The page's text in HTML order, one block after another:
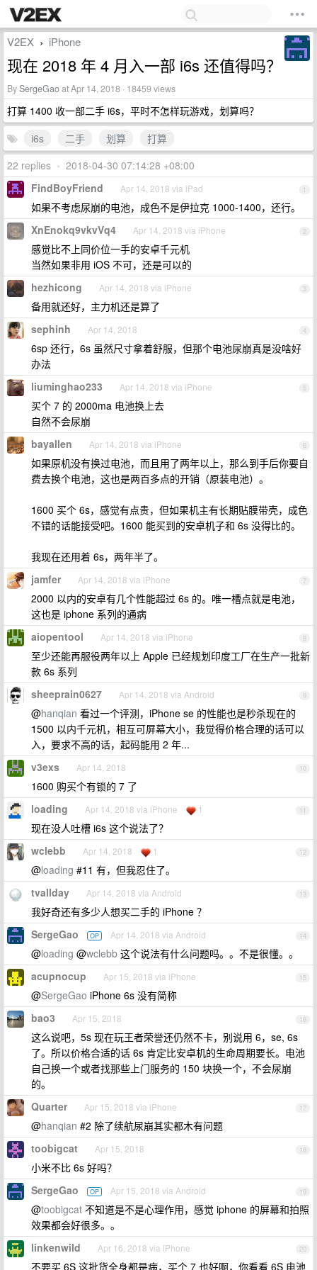
V2EX › iPhone
现在 2018 年 4 月入一部 i6s 还值得吗？
BySergeGaoat Apr 14, 2018 · 18459 views
打算 1400 收一部二手 i6s，平时不怎样玩游戏，划算吗？
i6s
二手 划算
打算
22 replies • 2018-04-30 07:14:28 +08:00
1
FindBoyFriend Apr 14, 2018 via iPad
如果不考虑尿崩的电池，成色不是伊拉克 1000-1400，还行。
2
XnEnokq9vkvVq4 Apr 14, 2018 via iPhone
感觉比不上同价位一手的安卓千元机
当然如果非用 iOS 不可，还是可以的
3
hezhicong Apr 14, 2018 via iPhone
备用就还好，主力机还是算了
4
sephinh Apr 14, 2018
6sp 还行，6s 虽然尺寸拿着舒服，但那个电池尿崩真是没啥好
办法
5
liuminghao233 Apr 14, 2018 via iPhone
买个 7 的 2000ma 电池换上去
自然不会尿崩
6
bayallen Apr 14, 2018 via iPhone
如果原机没有换过电池，而且用了两年以上，那么到手后你要自
费去换个电池，这也是两百多点的开销（原装电池）。
1600 买个 6s，感觉有点贵，但如果机主有长期贴膜带壳，成色
不错的话能接受吧。1600 能买到的安卓机子和 6s 没得比的。
我现在还用着 6s，两年半了。
7
jamfer Apr 14, 2018 via iPhone
2000 以内的安卓有几个性能超过 6s 的。唯一槽点就是电池，
这也是 iphone 系列的通病
8
aiopentool Apr 14, 2018 via iPhone
至少还能再服役两年以上 Apple 已经规划印度工厂在生产一批新
款 6s 系列
9
sheeprain0627 Apr 14, 2018 via Android
@hanqian 看过一个评测，iPhone se 的性能也是秒杀现在的
1500 以内千元机，相互可屏幕大小，我觉得价格合理的话可以
入，要求不高的话，起码能用 2 年...
10
v3exs Apr 14, 2018
1600 购买个有锁的 7 了
11
loading Apr 14, 2018 via iPhone 1
现在没人吐槽 i6s 这个说法了？
12
wclebb Apr 14, 2018 1
@loading #11 有，但我忍住了。
13
tvallday Apr 14, 2018 via Android
我好奇还有多少人想买二手的 iPhone ？
14
SergeGao OP Apr 14, 2018 via Android
@loading @wclebb 这个说法有什么问题吗。。不是很懂。。
15
acupnocup Apr 15, 2018 via iPhone
@SergeGao iPhone 6s 没有简称
16
bao3 Apr 15, 2018
这么说吧，5s 现在玩王者荣誉还仍然不卡，别说用 6，se, 6s
了。所以价格合适的话 6s 肯定比安卓机的生命周期要长。电池
自己换一个或者找那些上门服务的 150 块换一个，不会尿崩
的。
17
Quarter Apr 15, 2018 via iPhone
@hanqian #2 除了续航尿崩其实都木有问题
18
toobigcat Apr 15, 2018
小米不比 6s 好吗？
19
SergeGao OP Apr 15, 2018 via Android
@toobigcat 不知道是不是心理作用，感觉 iphone 的屏幕和拍照
效果都会好很多。。
20
linkenwild Apr 16, 2018 via iPhone
不要买 6S 这批货全身都是病，买个 7 也好啊，你看看 6S 电池